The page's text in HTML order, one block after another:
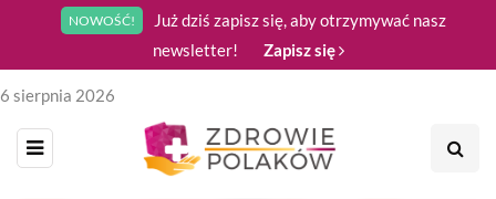
NOWOŚĆ!
Już dziś zapisz się, aby otrzymywać nasz
newsletter!
Zapisz się
6 sierpnia 2026